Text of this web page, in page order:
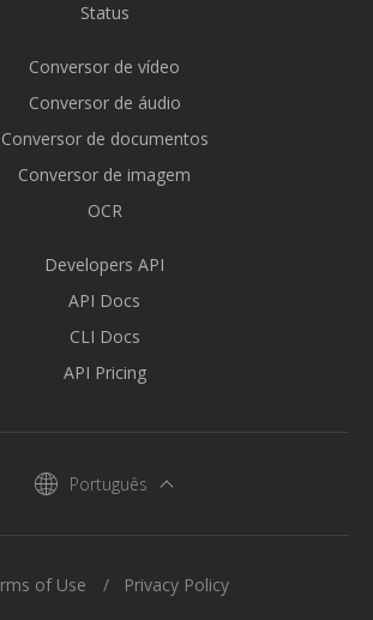
Status
Conversor de vídeo
Conversor de áudio
Conversor de documentos
Conversor de imagem
OCR
Developers API
API Docs
CLI Docs
API Pricing
Português
of Use Privacy Policy